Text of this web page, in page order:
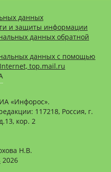
данных
и защиты информации
данных обратной
данных с помощью
top.mail.ru
«Инфорос».
117218, Россия, г.
кор. 2
Н.В.
2026